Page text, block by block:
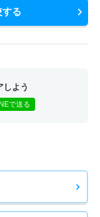
する
しよう
で送る